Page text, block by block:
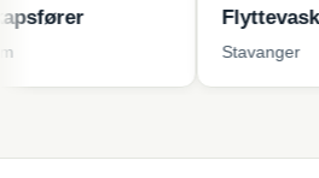
Flyttevask